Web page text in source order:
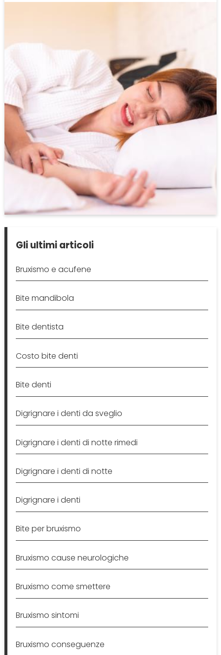
Gli ultimi articoli
Bruxismo e acufene
Bite mandibola
Bite dentista
Costo bite denti
Bite denti
Digrignare i denti da sveglio
Digrignare i denti di notte rimedi
Digrignare i denti di notte
Digrignare i denti
Bite per bruxismo
Bruxismo cause neurologiche
Bruxismo come smettere
Bruxismo sintomi
Bruxismo conseguenze